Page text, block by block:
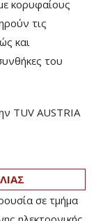
κορυφαίους
τις
και
του
TUV AUSTRIA
σε τμήμα